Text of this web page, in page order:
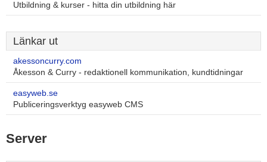
Utbildning & kurser - hitta din utbildning här
Länkar ut
akessoncurry.com
Åkesson & Curry - redaktionell kommunikation, kundtidningar
easyweb.se
Publiceringsverktyg easyweb CMS
Server